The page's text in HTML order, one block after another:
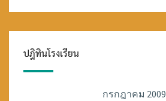
ปฎิทินโรงเรียน
กรกฎาคม 2009